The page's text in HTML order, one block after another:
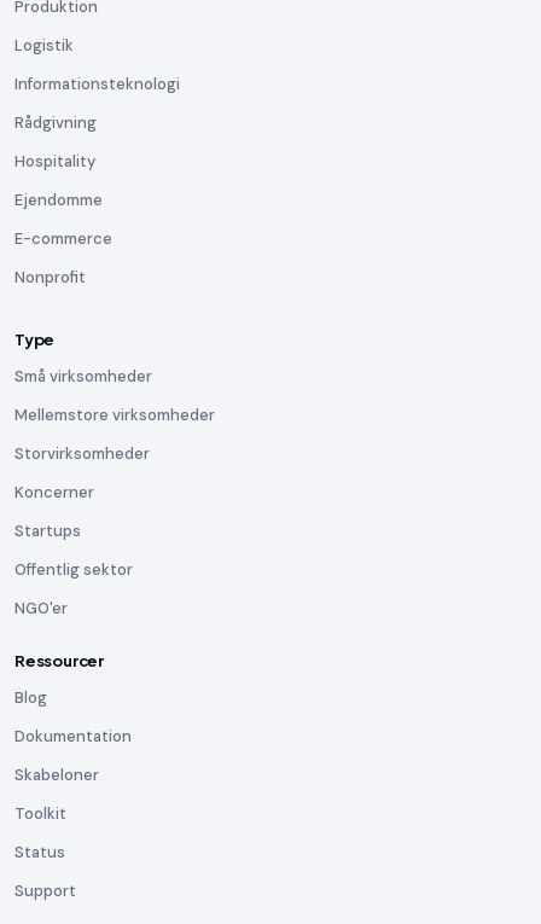
Produktion
Logistik
Informationsteknologi
Rådgivning
Hospitality
Ejendomme
E-commerce
Nonprofit
Type
Små virksomheder
Mellemstore virksomheder
Storvirksomheder
Koncerner
Startups
Offentlig sektor
NGO'er
Ressourcer
Blog
Dokumentation
Skabeloner
Toolkit
Status
Support